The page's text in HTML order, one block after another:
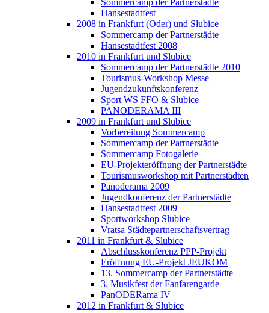
Sommercamp der Partnerstädte
Hansestadtfest
2008 in Frankfurt (Oder) und Słubice
Sommercamp der Partnerstädte
Hansestadtfest 2008
2010 in Frankfurt und Slubice
Sommercamp der Partnerstädte 2010
Tourismus-Workshop Messe
Jugendzukunftskonferenz
Sport WS FFO & Slubice
PANODERAMA III
2009 in Frankfurt und Slubice
Vorbereitung Sommercamp
Sommercamp der Partnerstädte
Sommercamp Fotogalerie
EU-Projekteröffnung der Partnerstädte
Tourismusworkshop mit Partnerstädten
Panoderama 2009
Jugendkonferenz der Partnerstädte
Hansestadtfest 2009
Sportworkshop Slubice
Vratsa Städtepartnerschaftsvertrag
2011 in Frankfurt & Slubice
Abschlusskonferenz PPP-Projekt
Eröffnung EU-Projekt JEUKOM
13. Sommercamp der Partnerstädte
3. Musikfest der Fanfarengarde
PanODERama IV
2012 in Frankfurt & Slubice